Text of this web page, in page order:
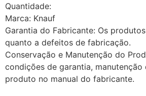
Quantidade:
Marca: Knauf
Garantia do Fabricante: Os
quanto a defeitos de fabricação.
Conservação e Manutenção do
condições de garantia,
produto no manual do fabricante.